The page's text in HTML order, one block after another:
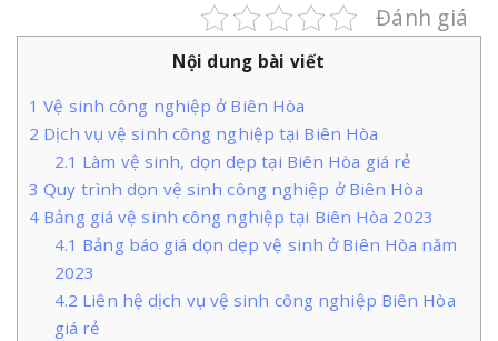
Đánh giá
Nội dung bài viết
1 Vệ sinh công nghiệp ở Biên Hòa
2 Dịch vụ vệ sinh công nghiệp tại Biên Hòa
2.1 Làm vệ sinh, dọn dẹp tại Biên Hòa giá rẻ
3 Quy trình dọn vệ sinh công nghiệp ở Biên Hòa
4 Bảng giá vệ sinh công nghiệp tại Biên Hòa 2023
4.1 Bảng báo giá dọn dẹp vệ sinh ở Biên Hòa năm
2023
4.2 Liên hệ dịch vụ vệ sinh công nghiệp Biên Hòa
giá rẻ